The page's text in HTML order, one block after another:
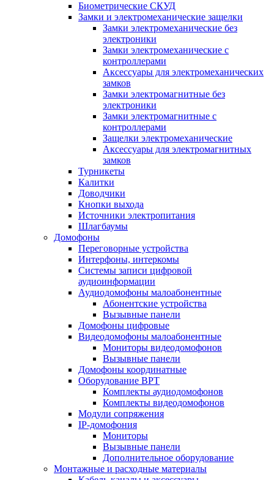
Биометрические СКУД
Замки и электромеханические защелки
Замки электромеханические без
электроники
Замки электромеханические с
контроллерами
Аксессуары для электромеханических
замков
Замки электромагнитные без
электроники
Замки электромагнитные с
контроллерами
Защелки электромеханические
Аксессуары для электромагнитных
замков
Турникеты
Калитки
Доводчики
Кнопки выхода
Источники электропитания
Шлагбаумы
Домофоны
Переговорные устройства
Интерфоны, интеркомы
Системы записи цифровой
аудиоинформации
Аудиодомофоны малоабонентные
Абонентские устройства
Вызывные панели
Домофоны цифровые
Видеодомофоны малоабонентные
Мониторы видеодомофонов
Вызывные панели
Домофоны координатные
Оборудование ВРТ
Комплекты аудиодомофонов
Комплекты видеодомофонов
Модули сопряжения
IP-домофония
Мониторы
Вызывные панели
Дополнительное оборудование
Монтажные и расходные материалы